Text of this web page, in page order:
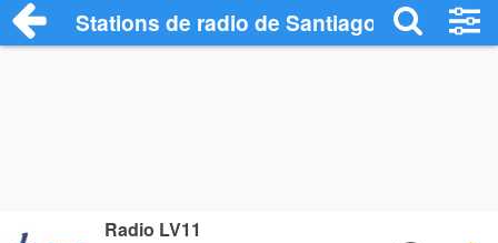
Stations de radio de Santiago del Estero
Radio LV11